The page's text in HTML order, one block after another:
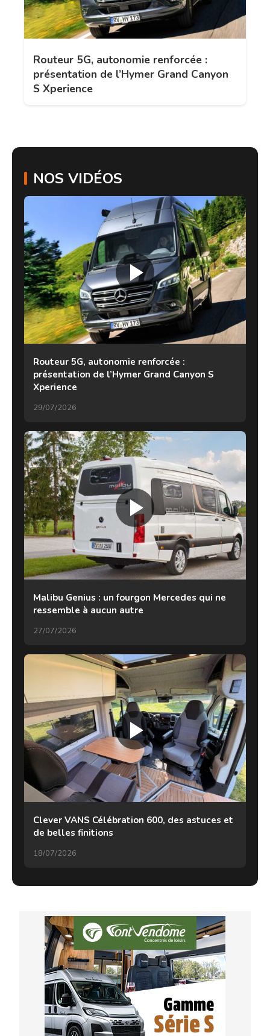
Routeur 5G, autonomie renforcée :
présentation de l’Hymer Grand Canyon
S Xperience
NOS VIDÉOS
Routeur 5G, autonomie renforcée :
présentation de l’Hymer Grand Canyon S
Xperience
29/07/2026
Malibu Genius : un fourgon Mercedes qui ne
ressemble à aucun autre
27/07/2026
Clever VANS Célébration 600, des astuces et
de belles finitions
18/07/2026